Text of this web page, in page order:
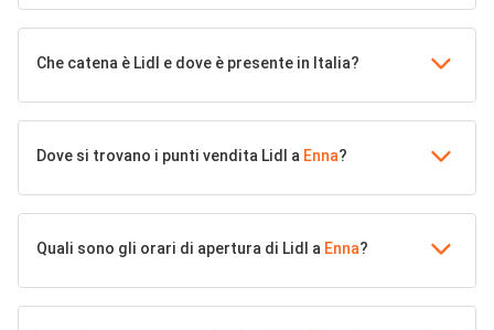
Che catena è Lidl e dove è presente in Italia?
Dove si trovano i punti vendita Lidl a Enna?
Quali sono gli orari di apertura di Lidl a Enna?